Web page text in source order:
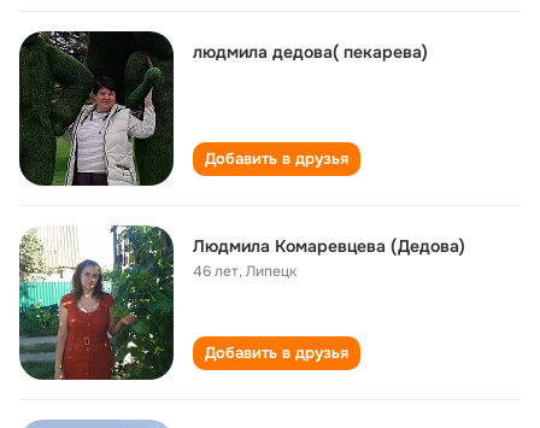
людмила дедова( пекарева)
Добавить в друзья
Людмила Комаревцева (Дедова)
46 лет,Липецк
Добавить в друзья